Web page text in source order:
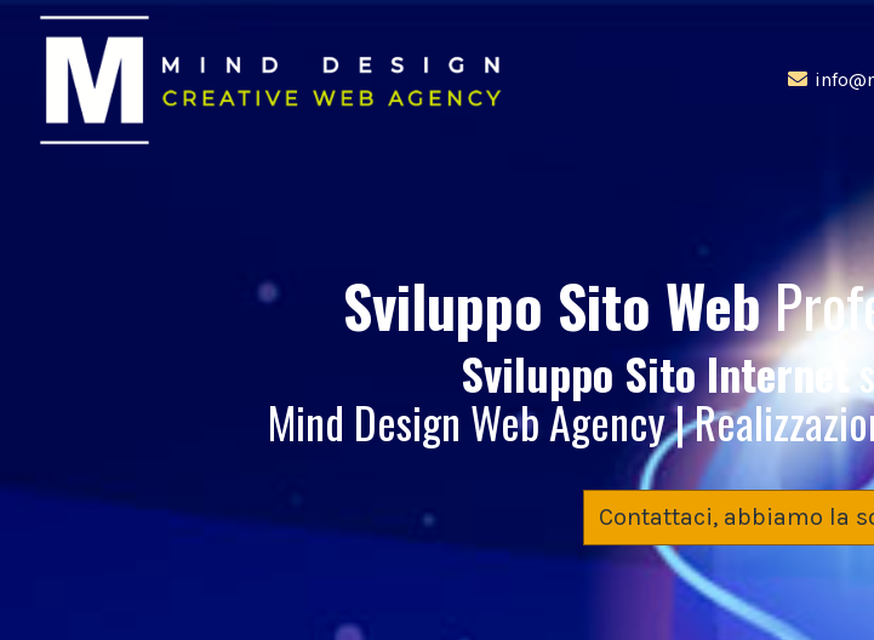
Sviluppo Sito Web
Sviluppo Sito Internet
Mind Design Web Agency |
Contattaci, abbiamo la